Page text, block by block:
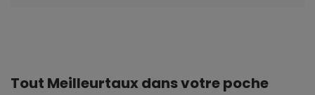
Tout Meilleurtaux dans votre poche